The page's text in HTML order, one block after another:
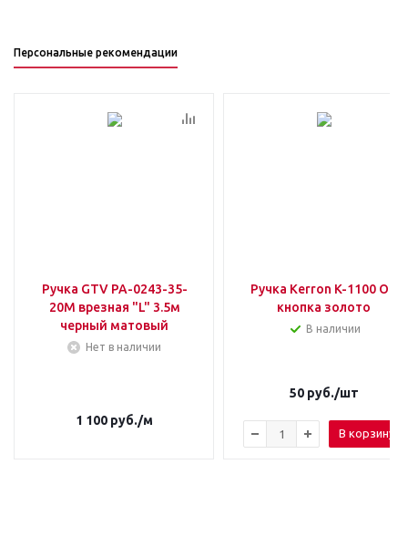
Персональные рекомендации
Ручка GTV PA-0243-35-
20M врезная "L" 3.5м
черный матовый
Нет в наличии
1 100 руб./м
Ручка Kerron K-1100 ОТ
кнопка золото
В наличии
50руб./шт
В корзину